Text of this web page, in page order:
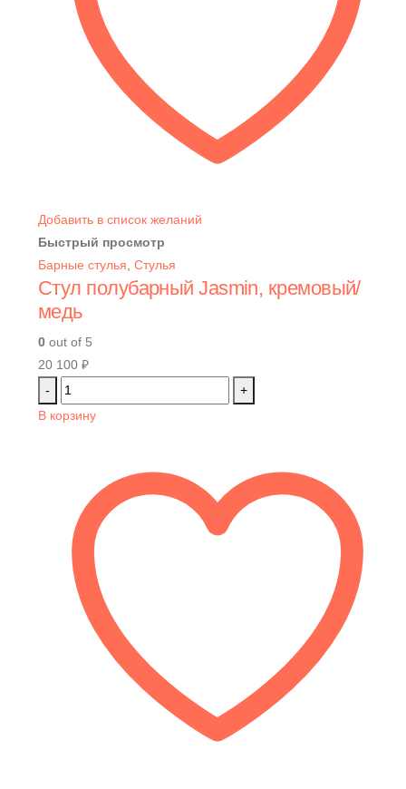
Добавить в список желаний
Быстрый просмотр
Барные стулья Стулья
Стул полубарный Jasmin, кремовый/
медь
0 out of 5
20 100 ₽
-
+
В корзину